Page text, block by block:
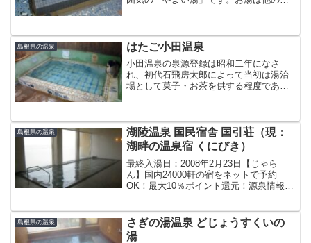
室はこじんまりとしていて少し狭いです
が、落ち着いて入浴がで...
島根県の温泉 はたご小田温泉
小田温泉の泉源登録は昭和二年になさ
れ、初代石飛房太郎によって当初は湯治
場として菓子・お茶を供する程度であっ
規模に至った。この"現代は...
島根県の温泉
湖陵温泉 国民宿舎 国引荘（現：
湖畔の温泉宿 くにびき）
最終入湯日：2008年2月23日【じゃら
ん】国内24000軒の宿をネットで予約
OK！最大10％ポイント還元！源泉情報
塩泉泉 温33.2℃湧 出 量記載なしｐH...
島根県の温泉
さぎの湯温泉 どじょうすくいの
湯